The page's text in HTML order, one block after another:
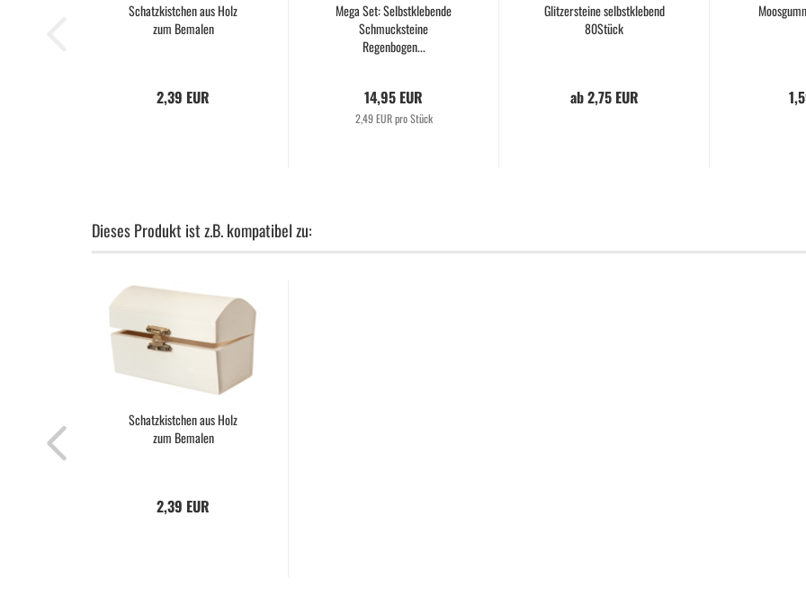
Schatzkistchen aus Holz
zum Bemalen
2,39 EUR
Mega Set: Selbstklebende
Schmucksteine
Regenbogen...
14,95 EUR
2,49 EUR pro Stück
Glitzersteine selbstklebend
80Stück
ab 2,75 EUR
Dieses Produkt ist z.B. kompatibel zu:
Schatzkistchen aus Holz
zum Bemalen
2,39 EUR